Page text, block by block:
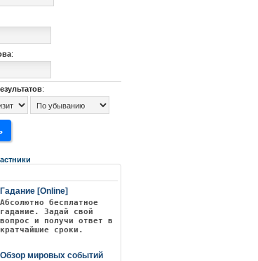
:
:
Гадание [Online]
Абсолютно бесплатное
гадание. Задай свой
вопрос и получи ответ в
кратчайшие сроки.
Обзор мировых событий